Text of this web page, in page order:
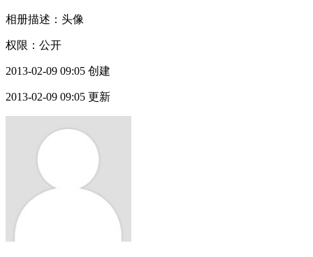
相册描述：头像
权限：公开
2013-02-09 09:05 创建
2013-02-09 09:05 更新